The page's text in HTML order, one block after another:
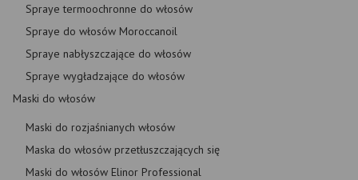
Spraye termoochronne do włosów
Spraye do włosów Moroccanoil
Spraye nabłyszczające do włosów
Spraye wygładzające do włosów
Maski do włosów
Maski do rozjaśnianych włosów
Maska do włosów przetłuszczających się
Maski do włosów Elinor Professional